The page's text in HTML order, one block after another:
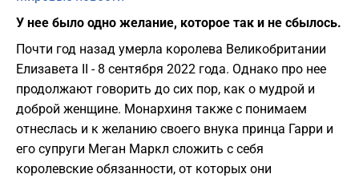
У нее было одно желание, которое так и не сбылось.
Почти год назад умерла королева Великобритании
Елизавета II - 8 сентября 2022 года. Однако про нее
продолжают говорить до сих пор, как о мудрой и
доброй женщине. Монархиня также с понимаем
отнеслась и к желанию своего внука принца Гарри и
его супруги Меган Маркл сложить с себя
королевские обязанности, от которых они